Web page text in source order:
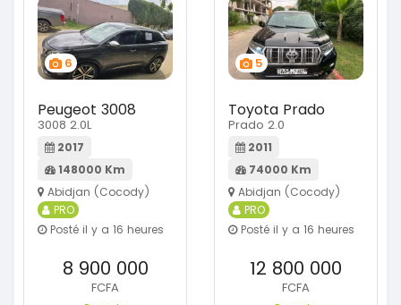
6
Peugeot 3008
3008 2.0L
2017
148000 Km
Abidjan (Cocody)
PRO
Posté il y a 16 heures
8 900 000
FCFA
5
Toyota Prado
Prado 2.0
2011
74000 Km
Abidjan (Cocody)
PRO
Posté il y a 16 heures
12 800 000
FCFA